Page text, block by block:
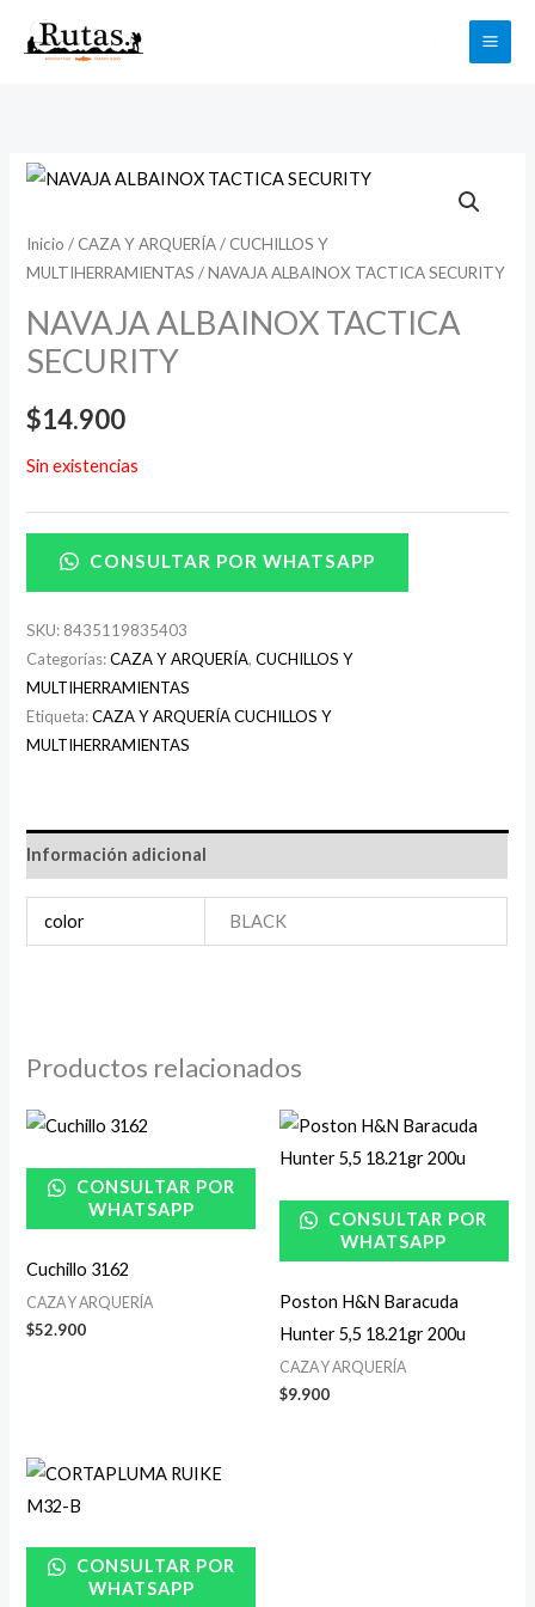
Buscar
Inicio / CAZA Y ARQUERÍA/ CUCHILLOS Y
MULTIHERRAMIENTAS / NAVAJA ALBAINOX TACTICA SECURITY
NAVAJA ALBAINOX TACTICA
SECURITY
$14.900
Sin existencias
CONSULTAR POR WHATSAPP
SKU: 8435119835403
Categorías:CAZA Y ARQUERÍA,CUCHILLOS Y
MULTIHERRAMIENTAS
Etiqueta:CAZA Y ARQUERÍA CUCHILLOS Y
MULTIHERRAMIENTAS
Información adicional
color BLACK
Productos relacionados
CONSULTAR POR
WHATSAPP
Cuchillo 3162
CAZA Y ARQUERÍA
$52.900
CONSULTAR POR
WHATSAPP
Poston H&N Baracuda
Hunter 5,5 18.21gr 200u
CAZA Y ARQUERÍA
$9.900
CONSULTAR POR
WHATSAPP